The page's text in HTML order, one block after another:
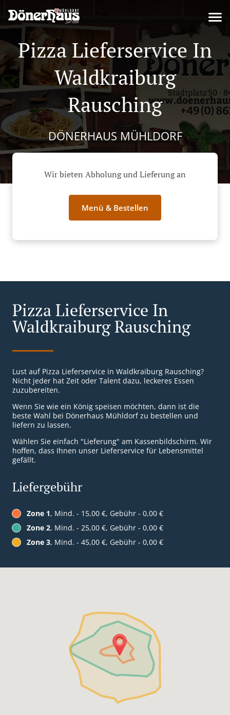
Pizza Lieferservice In
Waldkraiburg
Rausching
DÖNERHAUS MÜHLDORF
Wir bieten Abholung und Lieferung an
Menü & Bestellen
Pizza Lieferservice In
Waldkraiburg Rausching
Lust auf Pizza Lieferservice in Waldkraiburg Rausching?
Nicht jeder hat Zeit oder Talent dazu, leckeres Essen
zuzubereiten.
Wenn Sie wie ein König speisen möchten, dann ist die
beste Wahl bei Dönerhaus Mühldorf zu bestellen und
liefern zu lassen.
Wählen Sie einfach "Lieferung" am Kassenbildschirm. Wir
hoffen, dass Ihnen unser Lieferservice für Lebensmittel
gefällt.
Liefergebühr
Zone 1, Mind. - 15,00 €, Gebühr - 0,00 €
Zone 2, Mind. - 25,00 €, Gebühr - 0,00 €
Zone 3, Mind. - 45,00 €, Gebühr - 0,00 €